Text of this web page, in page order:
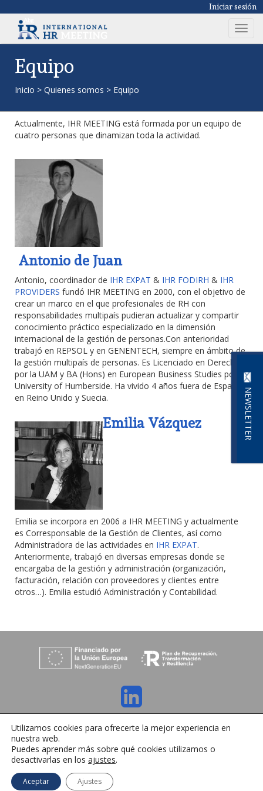
Iniciar sesión
T
o
n
NEWSLETTER
Equipo
Inicio > Quienes somos > Equipo
Actualmente, IHR MEETING está formada por un equipo de
cuatro personas que dinamizan toda la actividad.
Antonio de Juan
Antonio, coordinador de IHR EXPAT & IHR FODIRH & IHR
PROVIDERS fundó IHR MEETING en 2000, con el objetivo de
crear un marco en el que profesionales de RH con
responsabilidades multipaís pudieran actualizar y compartir
conocimiento práctico especializado en la dimensión
internacional de la gestión de personas.Con anterioridad
trabajó en REPSOL y en GENENTECH, siempre en ámbito de
la gestión multipaís de personas. Es Licenciado en Derecho
por la UAM y BA (Hons) en European Business Studies por la
University of Humberside. Ha vivido 4 años fuera de España,
en Reino Unido y Suecia.
Emilia Vázquez
Emilia se incorpora en 2006 a IHR MEETING y actualmente
es Corresponsable de la Gestión de Clientes, así como
Administradora de las actividades en IHR EXPAT.
Anteriormente, trabajó en diversas empresas donde se
encargaba de la gestión y administración (organización,
facturación, relación con proveedores y clientes entre
otros…). Emilia estudió Administración y Contabilidad.
C/ Orense 6, 36970 Sanxenxo, Pontevedra
Tlfno:+34 986 72 35 64| E-mail: info@ihrmeeting.com
Utilizamos cookies para ofrecerte la mejor experiencia en
nuestra web.
Puedes aprender más sobre qué cookies utilizamos o
desactivarlas en los ajustes.
Aceptar Ajustes